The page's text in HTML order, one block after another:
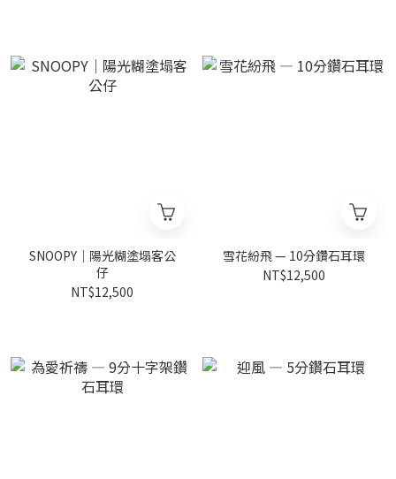
SNOOPY｜陽光糊塗塌客公
仔
NT$12,500
雪花紛飛 — 10分鑽石耳環
NT$12,500